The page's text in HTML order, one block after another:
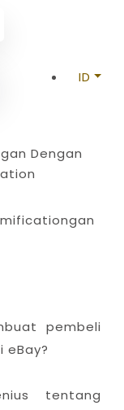
ID
Dengan
pembeli
eBay?
tentang